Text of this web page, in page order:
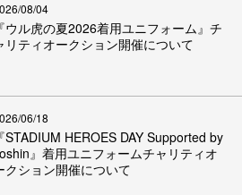
08/04
『ウル虎の夏2026着用ユニフォーム』チ
リティオークション開催について
06/18
『STADIUM HEROES DAY Supported by
』着用ユニフォームチャリティオ
クション開催について